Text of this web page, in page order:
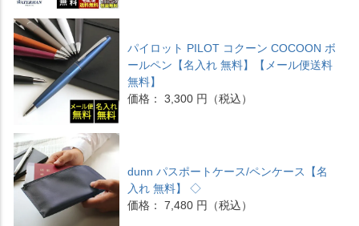
パイロット PILOT コクーン COCOON ボ
ールペン【名入れ 無料】【メール便送料
無料】
価格： 3,300 円（税込）
dunn パスポートケース/ペンケース【名
入れ 無料】 ◇
価格： 7,480 円（税込）